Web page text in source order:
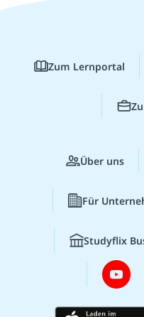
Zum Lernportal
Über uns
Für
Studyflix